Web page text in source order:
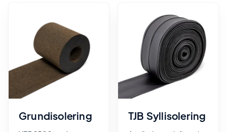
Grundisolering TJB Syllisolering